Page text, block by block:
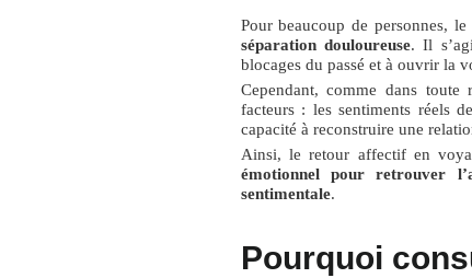
Pour beaucoup de personnes,
séparation douloureuse. Il
blocages du passé et à ouvrir la
Cependant, comme dans
facteurs : les sentiments réels
capacité à reconstruire une
Ainsi, le retour affectif en
émotionnel pour retrouver
sentimentale.
Pourquoi